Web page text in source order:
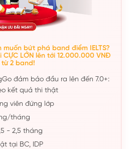
muốn bứt phá band điểm IELTS?
LỚN lên tới 12.000.000 VNĐ
2 band!
đảm bảo đầu ra lên đến 7.0+:
kết quả thi thật
viên đứng lớp
tháng
- 2,5 tháng
tại BC, IDP